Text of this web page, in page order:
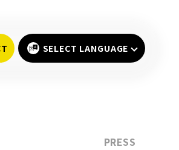
SELECT LANGUAGE
PRESS